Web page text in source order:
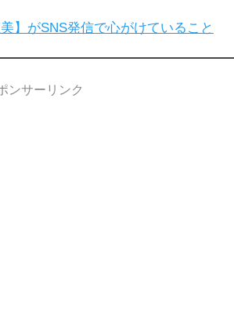
】がSNS発信で心がけていること
ンサーリンク